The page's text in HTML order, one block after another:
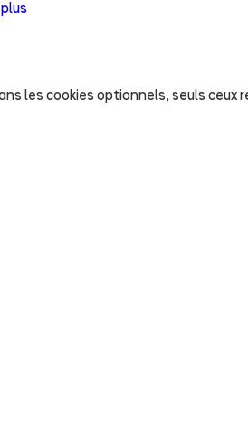
les cookies optionnels, seuls